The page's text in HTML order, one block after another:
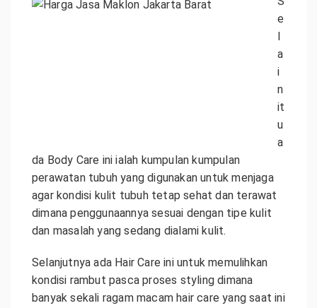
e
l
a
i
n
it
u
a
da Body Care ini ialah kumpulan kumpulan
perawatan tubuh yang digunakan untuk menjaga
agar kondisi kulit tubuh tetap sehat dan terawat
dimana penggunaannya sesuai dengan tipe kulit
dan masalah yang sedang dialami kulit.
Selanjutnya ada Hair Care ini untuk memulihkan
kondisi rambut pasca proses styling dimana
banyak sekali ragam macam hair care yang saat ini